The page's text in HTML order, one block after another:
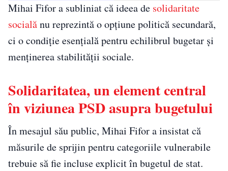
Mihai Fifor a subliniat că ideea de solidaritate
socialănu reprezintă o opțiune politică secundară,
ci o condiție esențială pentru echilibrul bugetar și
menținerea stabilității sociale.
Solidaritatea, un element central
în viziunea PSD asupra bugetului
În mesajul său public, Mihai Fifor a insistat că
măsurile de sprijin pentru categoriile vulnerabile
trebuie să fie incluse explicit în bugetul de stat.